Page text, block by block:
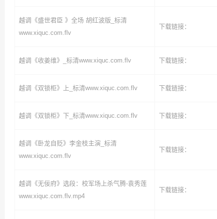
越调《盛世君臣 》全场 胡红波版_标清
www.xiquc.com.flv
下载链接：
越调《收姜维》_标清www.xiquc.com.flv 下载链接：
越调《双锁柜》上_标清www.xiquc.com.flv 下载链接：
越调《双锁柜》下_标清www.xiquc.com.flv 下载链接：
越调《卧龙自贬》李金枝主演_标清
www.xiquc.com.flv
下载链接：
越调《无佞府》选段：校军场上杀气腾-袁秀莲
www.xiquc.com.flv.mp4
下载链接：